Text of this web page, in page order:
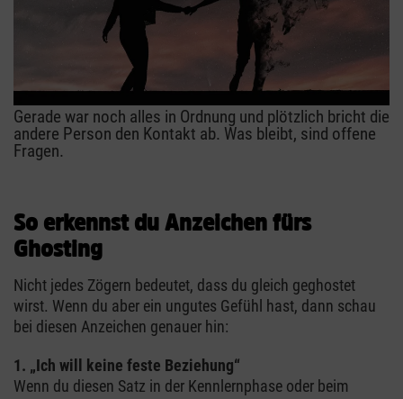
Gerade war noch alles in Ordnung und plötzlich bricht die
andere Person den Kontakt ab. Was bleibt, sind offene
Fragen.
So erkennst du Anzeichen fürs
Ghosting
Nicht jedes Zögern bedeutet, dass du gleich geghostet
wirst. Wenn du aber ein ungutes Gefühl hast, dann schau
bei diesen Anzeichen genauer hin:
1. „Ich will keine feste Beziehung“
Wenn du diesen Satz in der Kennlernphase oder beim